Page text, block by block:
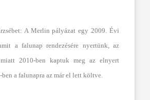
A Merlin pályázat egy 2009. Évi
a falunap rendezésére nyertünk, az
miatt 2010-ben kaptuk meg az elnyert
ben a falunapra az már el lett költve.